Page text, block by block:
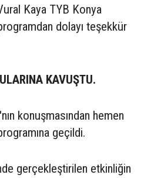
Kaya TYB Konya
dolayı teşekkür
KAVUŞTU.
konuşmasından hemen
geçildi.
gerçekleştirilen etkinliğin